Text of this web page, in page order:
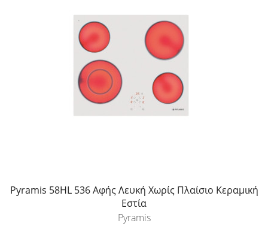
Pyramis 58HL 536 Αφής Λευκή Χωρίς Πλαίσιο Κεραμική
Εστία
Pyramis